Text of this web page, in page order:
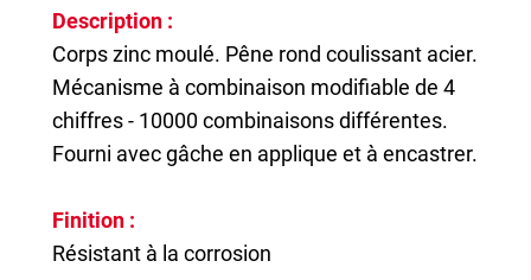
Description :
Corps zinc moulé. Pêne rond coulissant acier.
Mécanisme à combinaison modifiable de 4
chiffres - 10000 combinaisons différentes.
Fourni avec gâche en applique et à encastrer.
Finition :
Résistant à la corrosion